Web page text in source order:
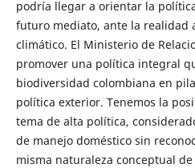
podría llegar a orientar la
futuro mediato, ante la realidad
climático. El Ministerio de
promover una política integral
biodiversidad colombiana en
política exterior. Tenemos la
tema de alta política,
de manejo doméstico sin
misma naturaleza conceptual